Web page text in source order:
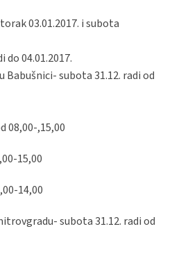
03.01.2017. i subota
do 04.01.2017.
u Babušnici- subota 31.12. radi od
08,00-,15,00
15,00
14,00
subota 31.12. radi od